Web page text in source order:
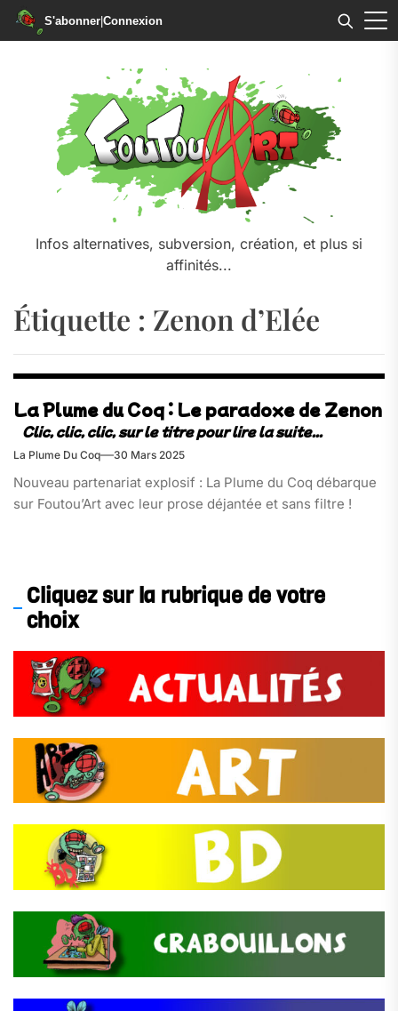
S'abonner|Connexion
Infos alternatives, subversion, création, et plus si
affinités...
Étiquette : Zenon d’Elée
La Plume du Coq : Le paradoxe de Zenon
La Plume Du Coq 30 Mars 2025
Nouveau partenariat explosif : La Plume du Coq débarque
sur Foutou’Art avec leur prose déjantée et sans filtre !
Cliquez sur la rubrique de votre
choix